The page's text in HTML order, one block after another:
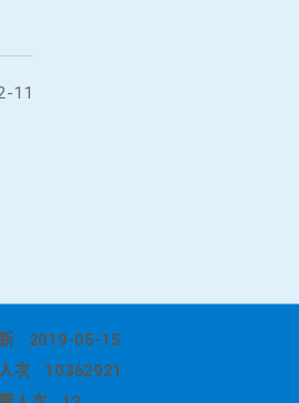
11
2019-05-15
次
10362921